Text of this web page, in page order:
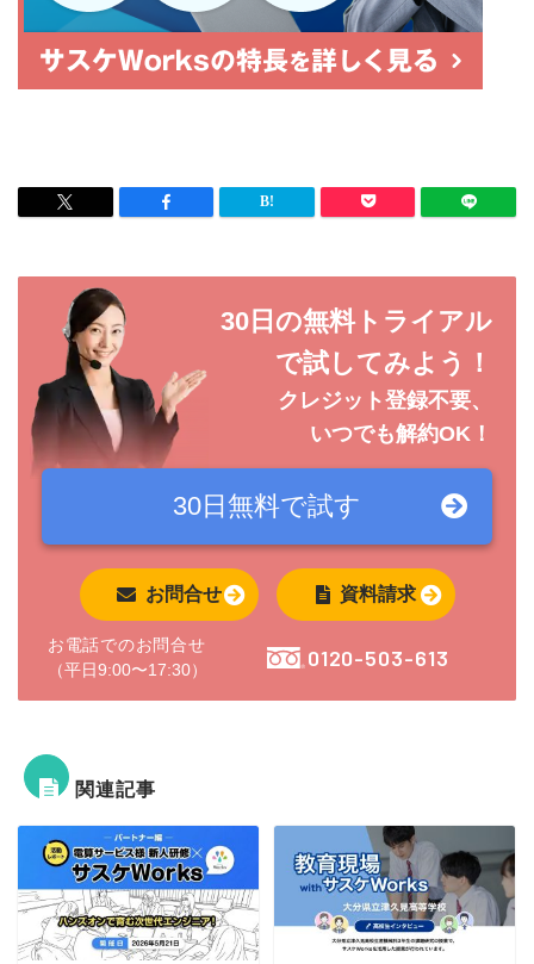
30日の無料トライアル
で試してみよう！
クレジット登録不要、
いつでも解約OK！
30日無料で試す
お問合せ 資料請求
お電話でのお問合せ
（平日9:00〜17:30）
0120-503-613
関連記事